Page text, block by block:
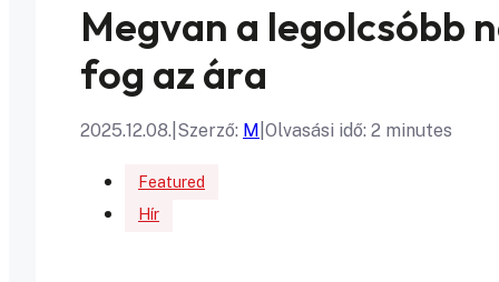
Megvan a legolcsóbb
fog az ára
2025.12.08. Szerző: M Olvasási idő: 2 minutes
Featured
Hír